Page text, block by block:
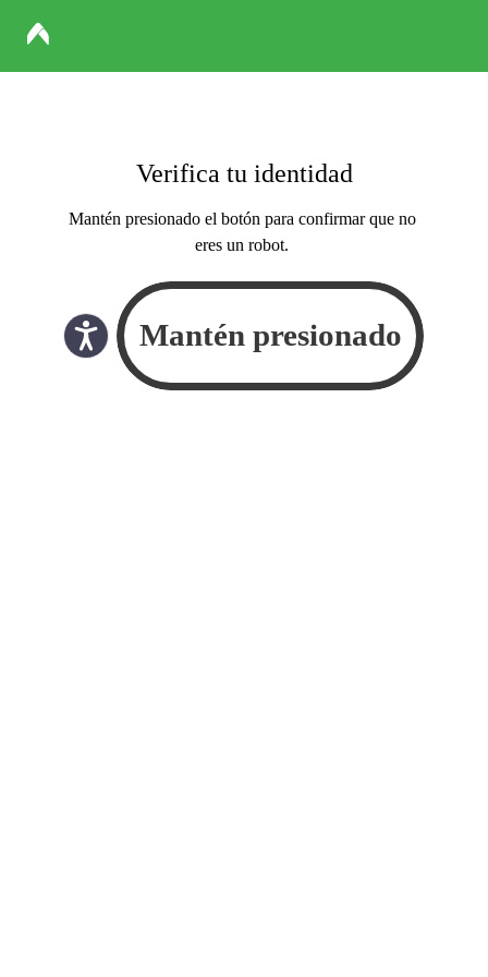
Verifica tu identidad
Mantén presionado el botón para confirmar que no
eres un robot.